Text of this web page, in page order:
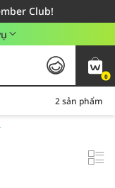
Club!
từ 249,000Đ
TP. Hồ Chí Minh
0
2 sản phẩm